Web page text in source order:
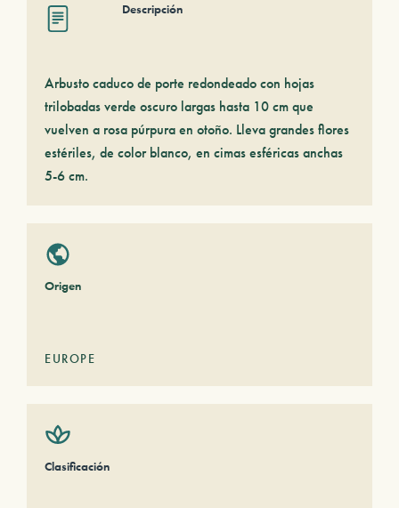
Descripción
Arbusto caduco de porte redondeado con hojas
trilobadas verde oscuro largas hasta 10 cm que
vuelven a rosa púrpura en otoño. Lleva grandes flores
estériles, de color blanco, en cimas esféricas anchas
5-6 cm.
Origen
EUROPE
Clasificación